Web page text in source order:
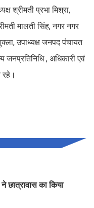
श्रीमती प्रभा मिश्रा,
मालती सिंह, नगर नगर
उपाध्यक्ष जनपद पंचायत
जनप्रतिनिधि , अधिकारी एवं
छात्रावास का किया